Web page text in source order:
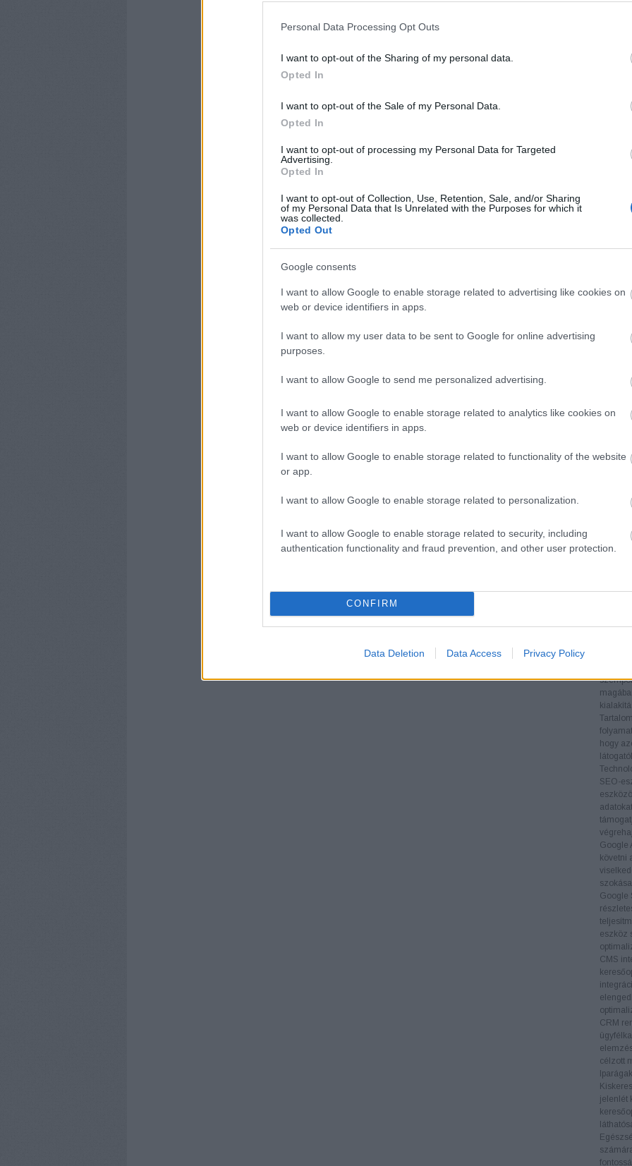
Personal Data Processing Opt Outs
I want to opt-out of the Sharing of my personal data.
Opted In
I want to opt-out of the Sale of my Personal Data.
Opted In
I want to opt-out of processing my Personal Data for Targeted
Advertising.
Opted In
I want to opt-out of Collection, Use, Retention, Sale, and/or Sharing
of my Personal Data that Is Unrelated with the Purposes for which it
was collected.
Opted Out
Google consents
I want to allow Google to enable storage related to advertising like cookies on
web or device identifiers in apps.
I want to allow my user data to be sent to Google for online advertising
purposes.
I want to allow Google to send me personalized advertising.
I want to allow Google to enable storage related to analytics like cookies on
web or device identifiers in apps.
I want to allow Google to enable storage related to functionality of the website
or app.
I want to allow Google to enable storage related to personalization.
I want to allow Google to enable storage related to security, including
authentication functionality and fraud prevention, and other user protection.
CONFIRM
Data Deletion Data Access Privacy Policy
segít
a jobb
üzleti
célja,
több
Javított
SEO
nyújt a
és
oldal
hogy
SEO-
Google
követni
Google
eszköz
CMS
CRM
célzott
Iparágak
jelenlét